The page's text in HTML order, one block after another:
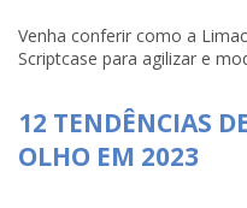
Venha conferir como a
Scriptcase para agilizar e
12 TENDÊNCIAS
OLHO EM 2023